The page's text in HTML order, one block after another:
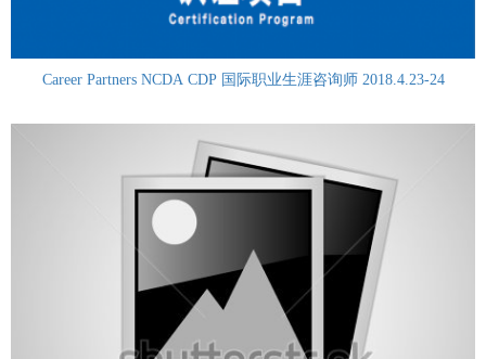
Career Partners NCDA CDP 国际职业生涯咨询师 2018.4.23-24